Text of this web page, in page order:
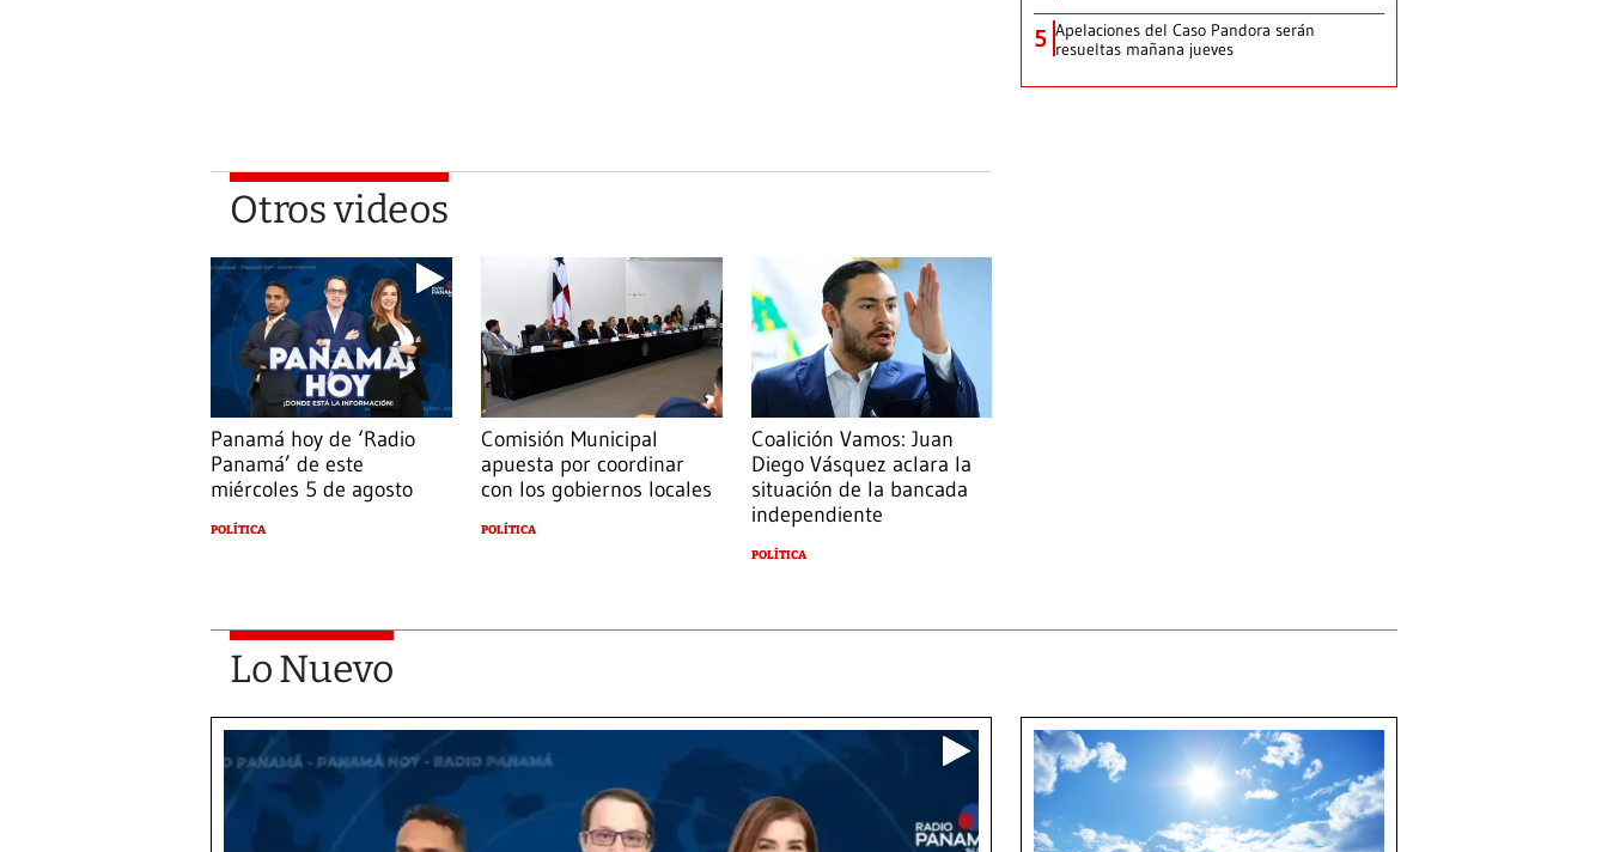
Otros videos
Panamá hoy de ‘Radio
Panamá’ de este
miércoles 5 de agosto
POLÍTICA
Comisión Municipal
apuesta por coordinar
con los gobiernos locales
POLÍTICA
Coalición Vamos: Juan
Diego Vásquez aclara la
situación de la bancada
independiente
POLÍTICA
5 Apelaciones del Caso Pandora serán
resueltas mañana jueves
Lo Nuevo